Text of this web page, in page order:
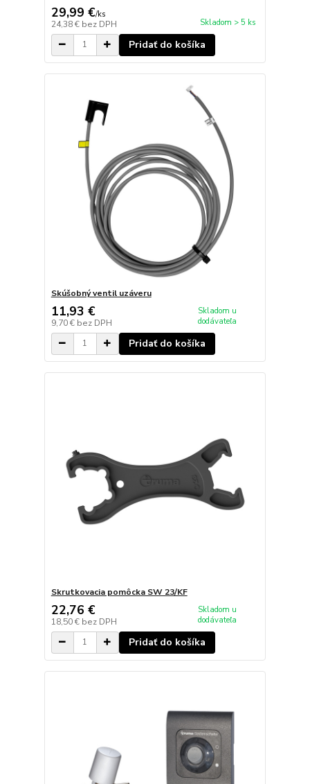
29,99 €/ks
24,38 € bez DPH Skladom > 5 ks
Pridať do košíka
Skúšobný ventil uzáveru
11,93 €
9,70 € bez DPH
Skladom u
dodávateľa
Pridať do košíka
Skrutkovacia pomôcka SW 23/KF
22,76 €
18,50 € bez DPH
Skladom u
dodávateľa
Pridať do košíka